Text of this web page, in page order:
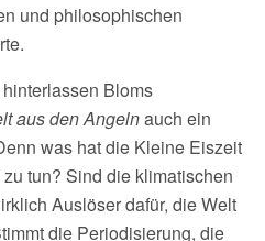
und philosophischen
Bloms
aus den Angelnauch ein
was hat die Kleine Eiszeit
tun? Sind die klimatischen
Auslöser dafür, die Welt
die Periodisierung, die